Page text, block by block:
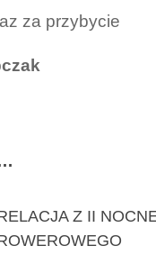
za przybycie
Z II